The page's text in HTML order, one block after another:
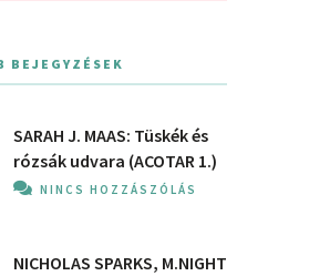
BEJEGYZÉSEK
SARAH J. MAAS: Tüskék és
rózsák udvara (ACOTAR 1.)
NINCS HOZZÁSZÓLÁS
NICHOLAS SPARKS, M.NIGHT